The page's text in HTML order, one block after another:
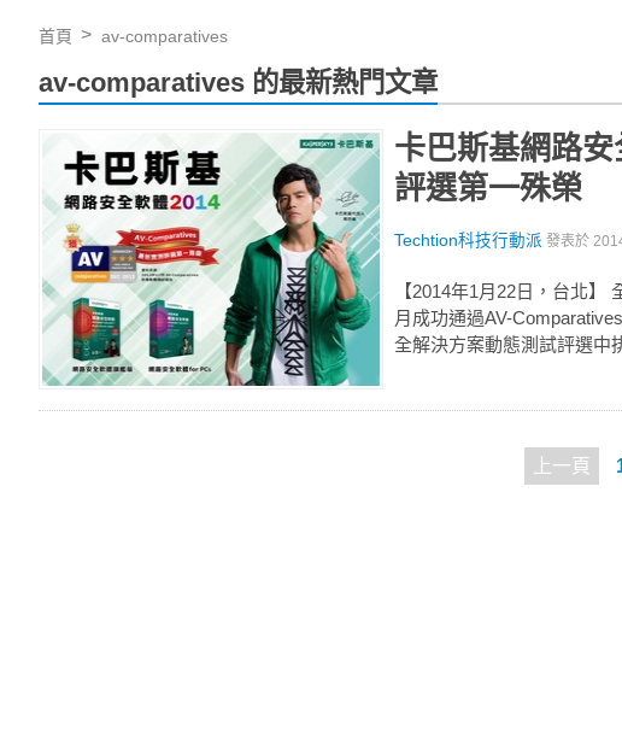
首頁 av-comparatives
av-comparatives 的最新熱門文章
卡巴斯基網路
評選第一殊榮
Techtion科技行動派 發表於
【2014年1月22日，台北
月成功通過AV-
全解決方案動態測試評選中
上一頁